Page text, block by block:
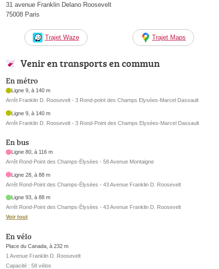
31 avenue Franklin Delano Roosevelt
75008 Paris
Trajet Waze Trajet Maps
Venir en transports en commun
En métro
Ligne 9, à 140 m
Arrêt Franklin D. Roosevelt - 3 Rond-point des Champs Elysées-Marcel Dassault
Ligne 9, à 140 m
Arrêt Franklin D. Roosevelt - 3 Rond-Point des Champs Elysées-Marcel Dassault
En bus
Ligne 80, à 116 m
Arrêt Rond-Point des Champs-Élysées - 58 Avenue Montaigne
Ligne 28, à 88 m
Arrêt Rond-Point des Champs-Élysées - 43 Avenue Franklin D. Roosevelt
Ligne 93, à 88 m
Arrêt Rond-Point des Champs-Élysées - 43 Avenue Franklin D. Roosevelt
Voir tout
En vélo
Place du Canada, à 232 m
1 Avenue Franklin D. Roosevelt
Capacité : 58 vélos